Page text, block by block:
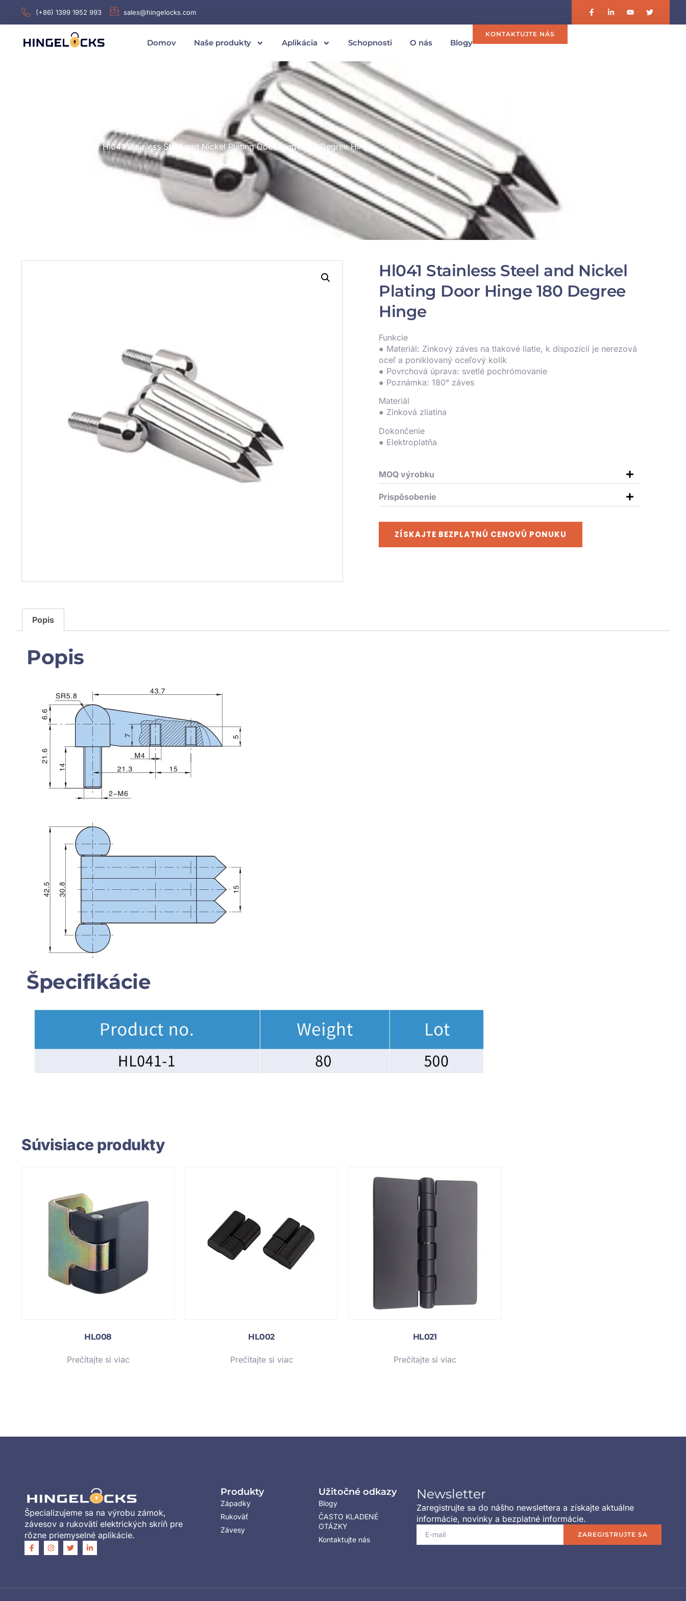
(+86) 1399 1952 993 sales@hingelocks.com
Domov Naše produkty Aplikácia Schopnosti O nás Blogy
KONTAKTUJTE NÁS
/ Hl041 Stainless Steel and Nickel Plating Door Hinge 180 Degree Hinge
Hl041 Stainless Steel and Nickel
Plating Door Hinge 180 Degree
Hinge
Funkcie
● Materiál: Zinkový záves na tlakové liatie, k dispozícii je nerezová
oceľ a poniklovaný oceľový kolík
● Povrchová úprava: svetlé pochrómovanie
● Poznámka: 180° záves
Materiál
● Zinková zliatina
Dokončenie
● Elektroplatňa
MOQ výrobku
Prispôsobenie
ZÍSKAJTE BEZPLATNÚ CENOVÚ PONUKU
Popis
Popis
Špecifikácie
Súvisiace produkty
HL008
Prečítajte si viac
HL002
Prečítajte si viac
HL021
Prečítajte si viac
Špecializujeme sa na výrobu zámok,
závesov a rukovätí elektrických skríň pre
rôzne priemyselné aplikácie.
Produkty
Západky
Rukoväť
Závesy
Užitočné odkazy
Blogy
ČASTO KLADENÉ
OTÁZKY
Kontaktujte nás
Newsletter
Zaregistrujte sa do nášho newslettera a získajte aktuálne
informácie, novinky a bezplatné informácie.
ZAREGISTRUJTE SA